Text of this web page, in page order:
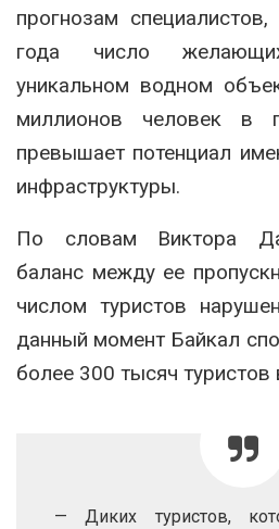
прогнозам
года число
уникальном водном
миллионов человек в
превышает потенциал
инфраструктуры.
По словам Виктора
баланс между ее
числом туристов
данный момент Байкал
более 300 тысяч туристов
— Диких туристов,